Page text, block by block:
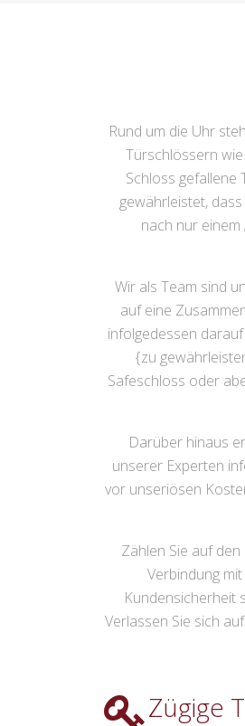
Rund um die Uhr
Türschlössern
Schloss
gewährleistet,
nach nur
Wir als Team sind
auf eine
infolgedessen
{zu
Safeschloss oder
Darüber hinaus
unserer Experten
vor unseriösen
Zählen Sie auf
Verbindung
Kundensicherheit
Verlassen Sie sich
Zügige